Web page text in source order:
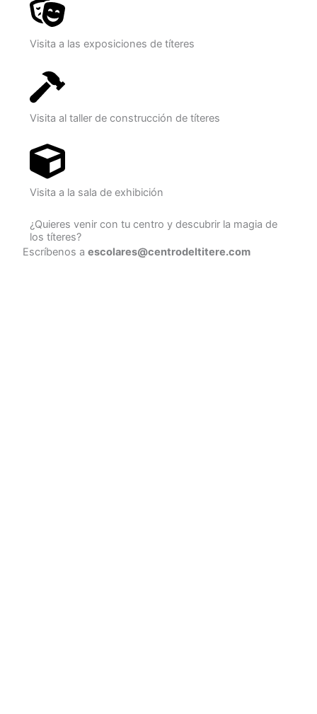
Visita a las exposiciones de títeres
Visita al taller de construcción de títeres
Visita a la sala de exhibición
¿Quieres venir con tu centro y descubrir la magia de
los títeres?
Escríbenos aescolares@centrodeltitere.com